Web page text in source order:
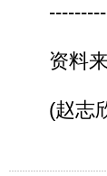
资料来
(赵志